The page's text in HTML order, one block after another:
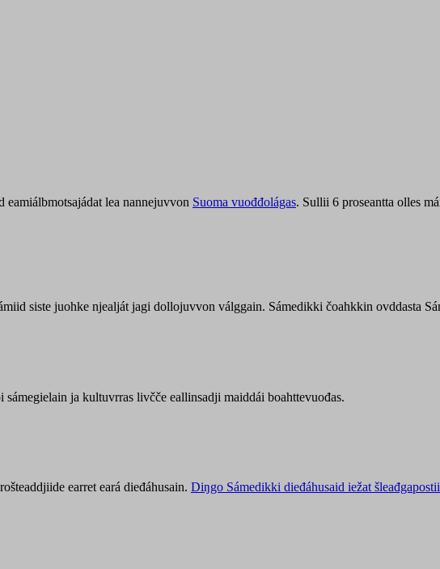
eamiálbmotsajádat lea nannejuvvon Suoma vuođđolágas. Sullii 6 proseantta olles
siste juohke njealját jagi dollojuvvon válggain. Sámedikki čoahkkin ovddasta
ja kultuvrras livčče eallinsadji maiddái boahttevuođas.
earret eará dieđáhusain. Diŋgo Sámedikki dieđáhusaid iežat šleađgapostii